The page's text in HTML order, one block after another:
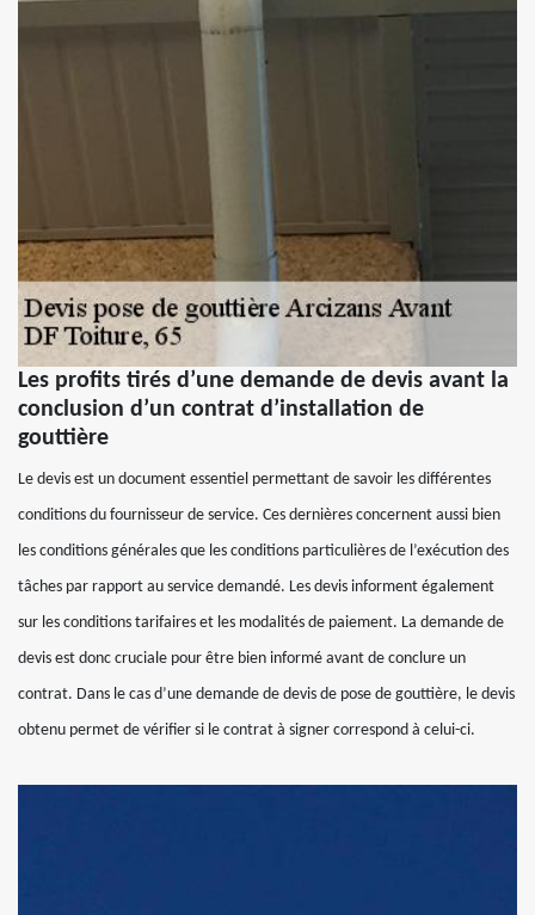
Les profits tirés d’une demande de devis avant la
conclusion d’un contrat d’installation de
gouttière
Le devis est un document essentiel permettant de savoir les différentes
conditions du fournisseur de service. Ces dernières concernent aussi bien
les conditions générales que les conditions particulières de l’exécution des
tâches par rapport au service demandé. Les devis informent également
sur les conditions tarifaires et les modalités de paiement. La demande de
devis est donc cruciale pour être bien informé avant de conclure un
contrat. Dans le cas d’une demande de devis de pose de gouttière, le devis
obtenu permet de vérifier si le contrat à signer correspond à celui-ci.